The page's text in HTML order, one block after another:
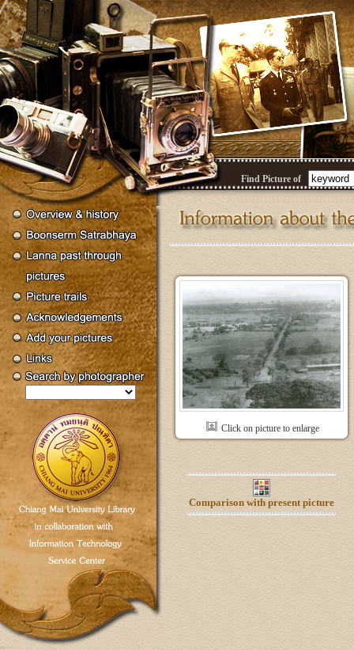
Find Picture of
Click on picture to enlarge
Comparison with present picture